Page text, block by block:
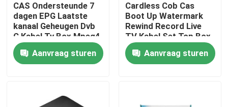
Thuis
VR-show
CAS Ondersteunde 7
dagen EPG Laatste
kanaal Geheugen Dvb
C Kabel Tv Box Mpeg4
Hd
Aanvraag sturen
Cardless Cob Cas
Boot Up Watermark
Rewind Record Live
TV Kabel Set Top Box
Aanvraag sturen